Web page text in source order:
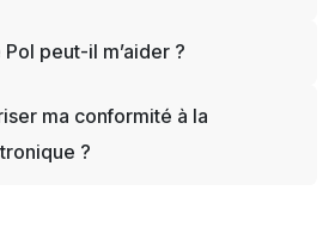
peut-il m’aider ?
ma conformité à la
?